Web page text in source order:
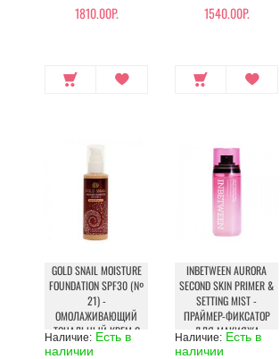
1810.00Р. 1540.00Р.
GOLD SNAIL MOISTURE
FOUNDATION SPF30 (№
21) -
ОМОЛАЖИВАЮЩИЙ
ТОНАЛЬНЫЙ КРЕМ С
МУЦИНОМ УЛИТКИ
Наличие: Есть в
наличии
INBETWEEN AURORA
SECOND SKIN PRIMER &
SETTING MIST -
ПРАЙМЕР-ФИКСАТОР
ДЛЯ МАКИЯЖА
Наличие: Есть в
наличии